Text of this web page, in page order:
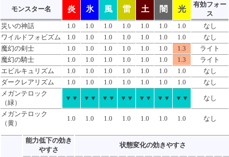
モンスター名 炎 氷 風 雷 土 闇 光
有効フォー
ス
災いの神話
1.0 1.0 1.0 1.0 1.0 1.0 1.0
なし
ワイルドフォビズム
1.0 1.0 1.0 1.0 1.0 1.0 1.0
なし
魔幻の剣士
1.0 1.0 1.0 1.0 1.0 1.0 1.3
ライト
魔幻の騎士
1.0 1.0 1.0 1.0 1.0 1.0 1.3
ライト
エビルキュリズム
1.0 1.0 1.0 1.0 1.0 1.0 1.0
なし
ダークレアリズム
1.0 1.0 1.0 1.0 1.0 1.0 1.0
なし
メガンテロック
（緑）
▼▼ ▼▼ ▼▼ ▼▼ ▼▼ ▼▼ ▼▼ なし
メガンテロック
（黄）
1.0 1.0 1.0 1.0 1.0 1.0 1.0 なし
能力低下の効き
やすさ
状態変化の効きやすさ